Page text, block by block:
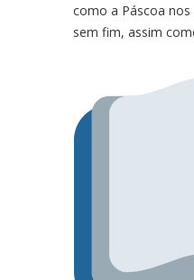
como a Páscoa nos
sem fim, assim